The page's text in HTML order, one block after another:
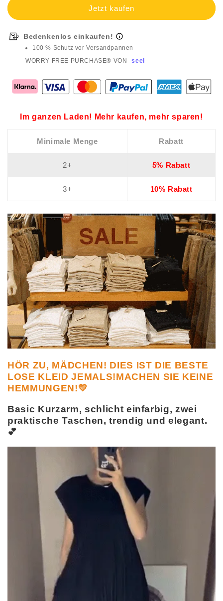
Bedenkenlos einkaufen!
100 % Schutz vor Versandpannen
WORRY-FREE PURCHASE® VON
seel
Im ganzen Laden! Mehr kaufen, mehr sparen!
Minimale Menge Rabatt
2+ 5% Rabatt
3+ 10% Rabatt
HÖR ZU, MÄDCHEN! DIES IST DIE BESTE
LOSE KLEID JEMALS!MACHEN SIE KEINE
HEMMUNGEN!💛
Basic Kurzarm, schlicht einfarbig, zwei
praktische Taschen, trendig und elegant.
💕